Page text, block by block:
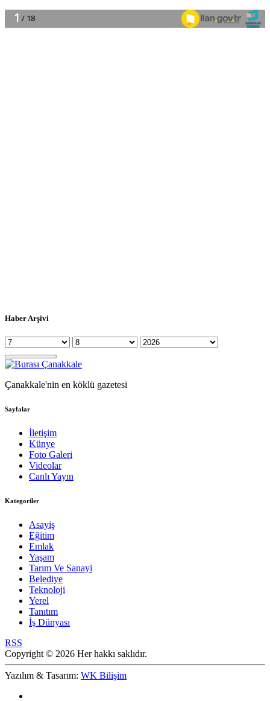
Haber Arşivi
Çanakkale'nin en köklü gazetesi
Sayfalar
İletişim
Künye
Foto Galeri
Videolar
Canlı Yayın
Kategoriler
Asayiş
Eğitim
Emlak
Yaşam
Tarım Ve Sanayi
Belediye
Teknoloji
Yerel
Tanıtım
İş Dünyası
RSS
Copyright © 2026 Her hakkı saklıdır.
Yazılım & Tasarım: WK Bilişim